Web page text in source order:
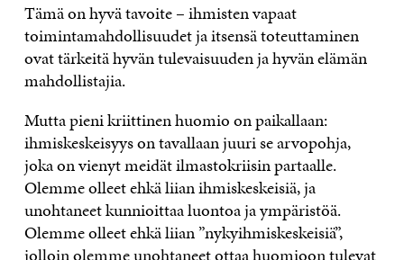
Tämä on hyvä tavoite – ihmisten vapaat
toimintamahdollisuudet ja itsensä toteuttaminen
ovat tärkeitä hyvän tulevaisuuden ja hyvän elämän
mahdollistajia.
Mutta pieni kriittinen huomio on paikallaan:
ihmiskeskeisyys on tavallaan juuri se arvopohja,
joka on vienyt meidät ilmastokriisin partaalle.
Olemme olleet ehkä liian ihmiskeskeisiä, ja
unohtaneet kunnioittaa luontoa ja ympäristöä.
Olemme olleet ehkä liian ”nykyihmiskeskeisiä”,